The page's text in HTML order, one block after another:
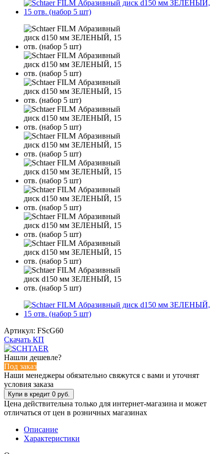
Артикул: FScG60
Скачать КП
Нашли дешевле?
Под заказ
Наши менеджеры обязательно свяжутся с вами и уточнят
условия заказа
Цена действительна только для интернет-магазина и может
отличаться от цен в розничных магазинах
Описание
Характеристики